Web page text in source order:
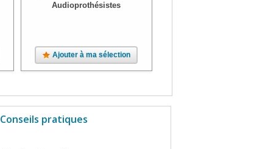
Audioprothésistes
Ajouter à ma sélection
Conseils pratiques